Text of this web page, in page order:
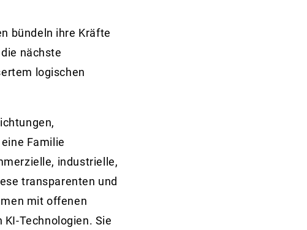
bündeln ihre Kräfte
nächste
logischen
Familie
industrielle,
transparenten und
mit offenen
Technologien. Sie